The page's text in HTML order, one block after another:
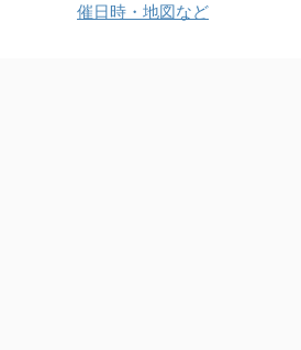
催日時・地図など